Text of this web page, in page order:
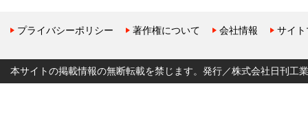
プライバシーポリシー 著作権について 会社情報 サイ
本サイトの掲載情報の無断転載を禁じます。発行／株式会社日刊